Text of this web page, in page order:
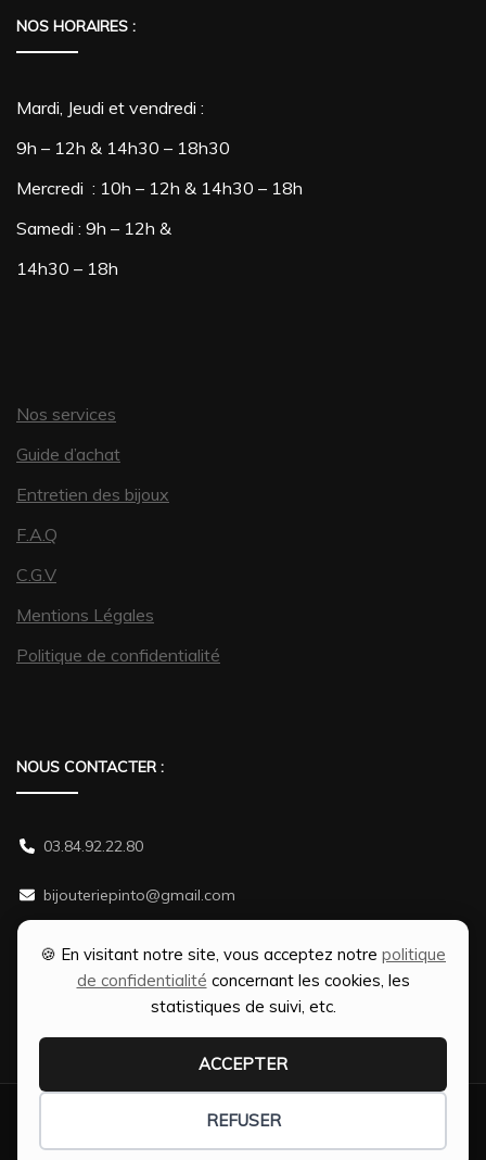
🍪 En visitant notre site, vous acceptez notre politique
de confidentialité concernant les cookies, les
statistiques de suivi, etc.
ACCEPTER
REFUSER
NOS HORAIRES :
Mardi, Jeudi et vendredi :
9h – 12h & 14h30 – 18h30
Mercredi : 10h – 12h & 14h30 – 18h
Samedi : 9h – 12h &
14h30 – 18h
Nos services
Guide d’achat
Entretien des bijoux
F.A.Q
C.G.V
Mentions Légales
Politique de confidentialité
NOUS CONTACTER :
03.84.92.22.80
bijouteriepinto@gmail.com
38 rue Gambetta 70500 JUSSEY
Création Ophélie PINTO | Optimisation SEO par